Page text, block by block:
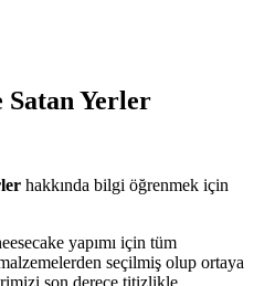
Satan Yerler
hakkında bilgi öğrenmek için
yapımı için tüm
seçilmiş olup ortaya
son derece titizlikle